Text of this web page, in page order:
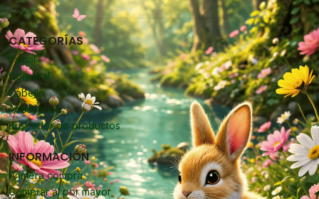
CATEGORÍAS
Facial
Corporal
Cabello
Accesorios
Buscador de productos
INFORMACIÓN
Primera compra
Comprar al por mayor